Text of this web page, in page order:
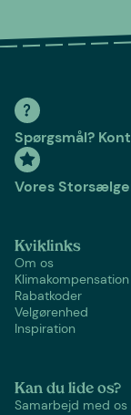
Spørgsmål?
Vores
Kviklinks
Om os
Klimakompensation
Rabatkoder
Velgørenhed
Inspiration
Kan du lide os?
Samarbejd med os